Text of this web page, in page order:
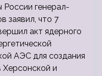
генерал-
заявил, что 7
акт ядерного
АЭС для создания
Херсонской и